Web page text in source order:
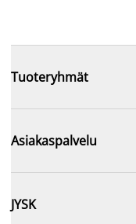
Tuoteryhmät
Asiakaspalvelu
JYSK